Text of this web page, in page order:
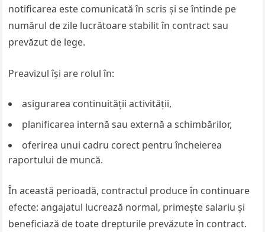
notificarea este comunicată în scris și se întinde pe
numărul de zile lucrătoare stabilit în contract sau
prevăzut de lege.
Preavizul își are rolul în:
asigurarea continuității activității,
planificarea internă sau externă a schimbărilor,
oferirea unui cadru corect pentru încheierea
raportului de muncă.
În această perioadă, contractul produce în continuare
efecte: angajatul lucrează normal, primește salariu și
beneficiază de toate drepturile prevăzute în contract.